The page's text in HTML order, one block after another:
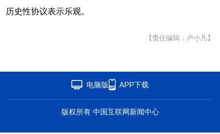
历史性协议表示乐观。
【责任编辑：卢小凡】
电脑版 APP下载
版权所有 中国互联网新闻中心